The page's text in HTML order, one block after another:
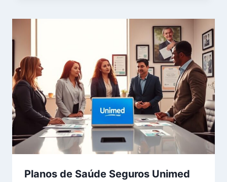
Planos de Saúde Seguros Unimed